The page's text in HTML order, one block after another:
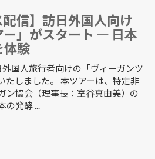
配信】訪日外国人向け
ー」がスタート ― 日本
体験
国人旅行者向けの「ヴィーガンツ
たしました。 本ツアーは、特定非
ン協会（理事長：室谷真由美）の
の発酵 ...